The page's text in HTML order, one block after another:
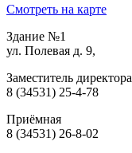
Смотреть на карте
Здание №1
ул. Полевая д. 9,
Заместитель директора
8 (34531) 25-4-78
Приёмная
8 (34531) 26-8-02